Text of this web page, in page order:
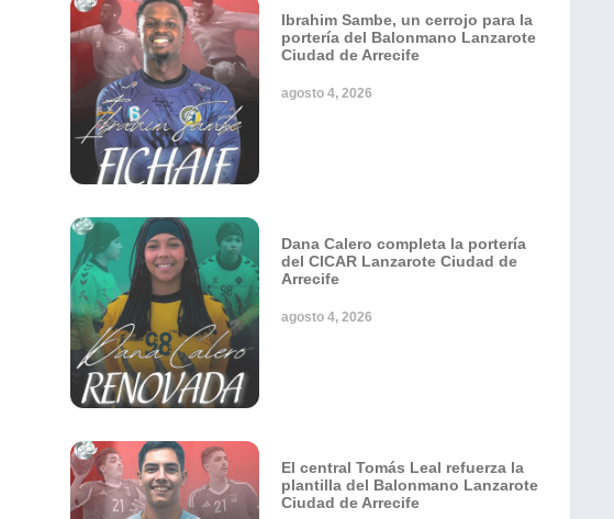
Ibrahim Sambe, un cerrojo para la
portería del Balonmano Lanzarote
Ciudad de Arrecife
agosto 4, 2026
Dana Calero completa la portería
del CICAR Lanzarote Ciudad de
Arrecife
agosto 4, 2026
El central Tomás Leal refuerza la
plantilla del Balonmano Lanzarote
Ciudad de Arrecife